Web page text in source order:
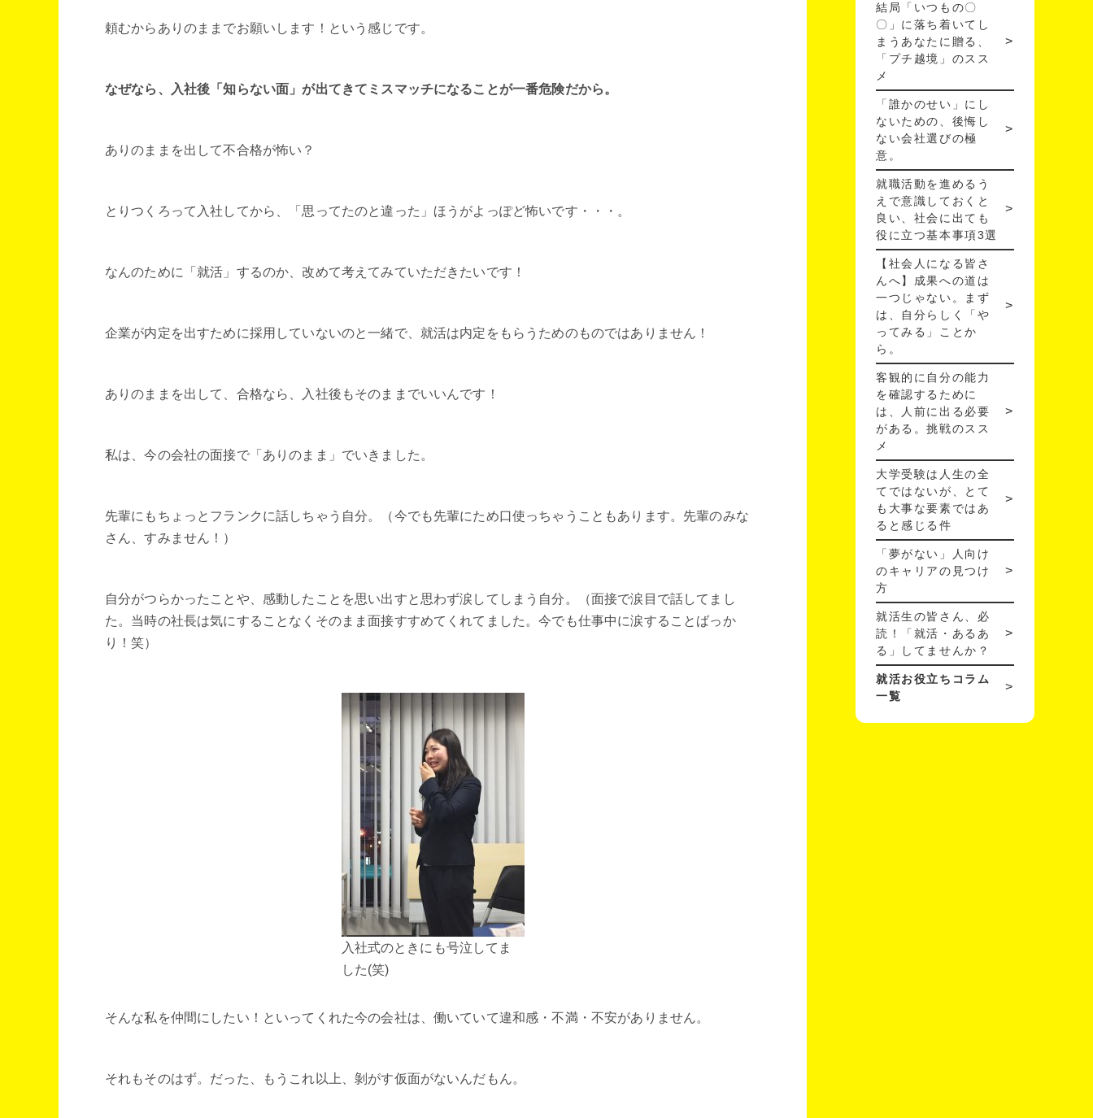
頼むからありのままでお願いします！という感じです。
なぜなら、入社後「知らない面」が出てきてミスマッチになることが一番危険だから。
ありのままを出して不合格が怖い？
とりつくろって入社してから、「思ってたのと違った」ほうがよっぽど怖いです・・・。
なんのために「就活」するのか、改めて考えてみていただきたいです！
企業が内定を出すために採用していないのと一緒で、就活は内定をもらうためのものではありません！
ありのままを出して、合格なら、入社後もそのままでいいんです！
私は、今の会社の面接で「ありのまま」でいきました。
先輩にもちょっとフランクに話しちゃう自分。（今でも先輩にため口使っちゃうこともあります。先輩のみな
さん、すみません！）
自分がつらかったことや、感動したことを思い出すと思わず涙してしまう自分。（面接で涙目で話してまし
た。当時の社長は気にすることなくそのまま面接すすめてくれてました。今でも仕事中に涙することばっか
り！笑）
入社式のときにも号泣してま
した(笑)
そんな私を仲間にしたい！といってくれた今の会社は、働いていて違和感・不満・不安がありません。
それもそのはず。だった、もうこれ以上、剝がす仮面がないんだもん。
結局「いつもの〇
〇」に落ち着いてし
まうあなたに贈る、
「プチ越境」のスス
メ
「誰かのせい」にし
ないための、後悔し
ない会社選びの極
意。
就職活動を進めるう
えで意識しておくと
良い、社会に出ても
役に立つ基本事項3選
【社会人になる皆さ
んへ】成果への道は
一つじゃない。まず
は、自分らしく「や
ってみる」ことか
ら。
客観的に自分の能力
を確認するために
は、人前に出る必要
がある。挑戦のスス
メ
大学受験は人生の全
てではないが、とて
も大事な要素ではあ
ると感じる件
「夢がない」人向け
のキャリアの見つけ
方
就活生の皆さん、必
読！「就活・あるあ
る」してませんか？
就活お役立ちコラム
一覧